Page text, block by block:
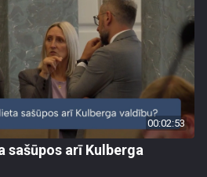
00:02:53
sašūpos arī Kulberga